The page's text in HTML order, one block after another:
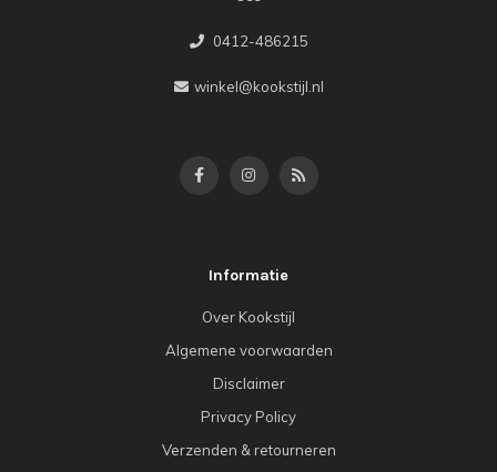
0412-486215
winkel@kookstijl.nl
Informatie
Over Kookstijl
Algemene voorwaarden
Disclaimer
Privacy Policy
Verzenden & retourneren